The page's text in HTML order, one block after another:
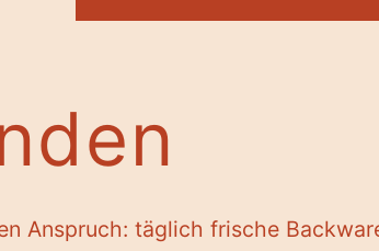
Anspruch: täglich frische